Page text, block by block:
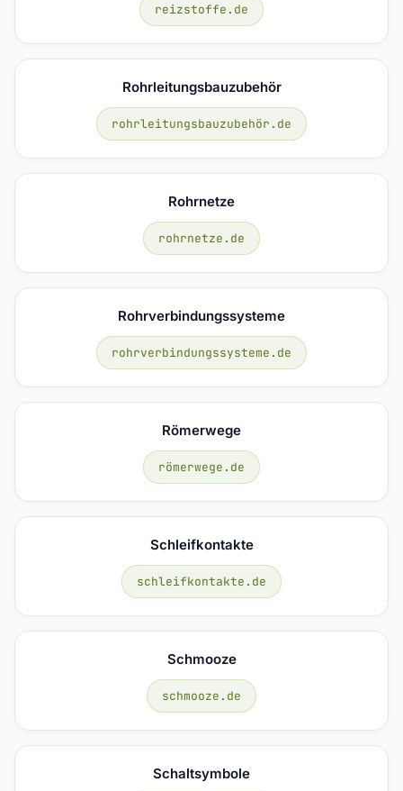
reizstoffe.de
Rohrleitungsbauzubehör
rohrleitungsbauzubehör.de
Rohrnetze
rohrnetze.de
Rohrverbindungssysteme
rohrverbindungssysteme.de
Römerwege
römerwege.de
Schleifkontakte
schleifkontakte.de
Schmooze
schmooze.de
Schaltsymbole